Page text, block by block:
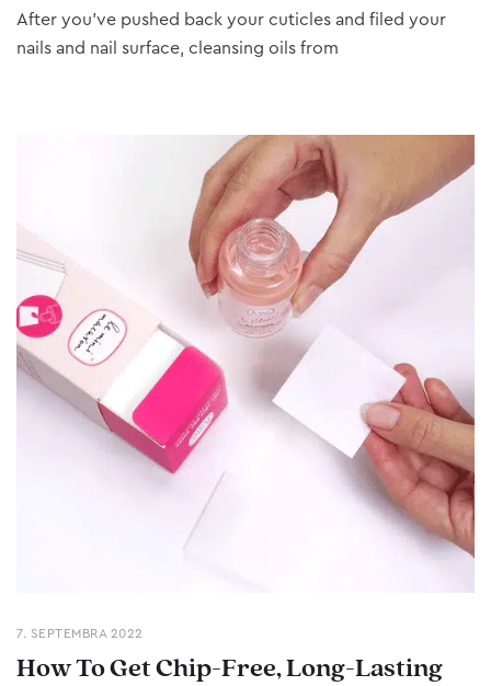
After you’ve pushed back your cuticles and filed your
nails and nail surface, cleansing oils from
7. SEPTEMBRA 2022
How To Get Chip-Free, Long-Lasting